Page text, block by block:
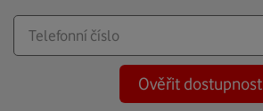
Ověřit dostupnost